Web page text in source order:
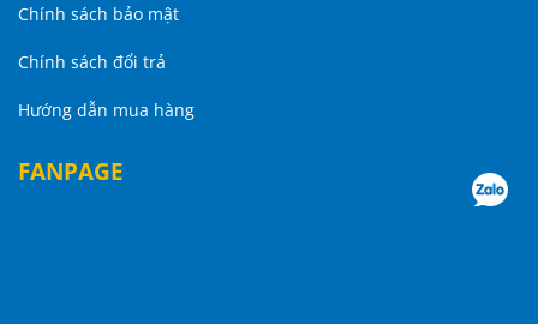
Chính sách bảo mật
Chính sách đổi trả
Hướng dẫn mua hàng
FANPAGE